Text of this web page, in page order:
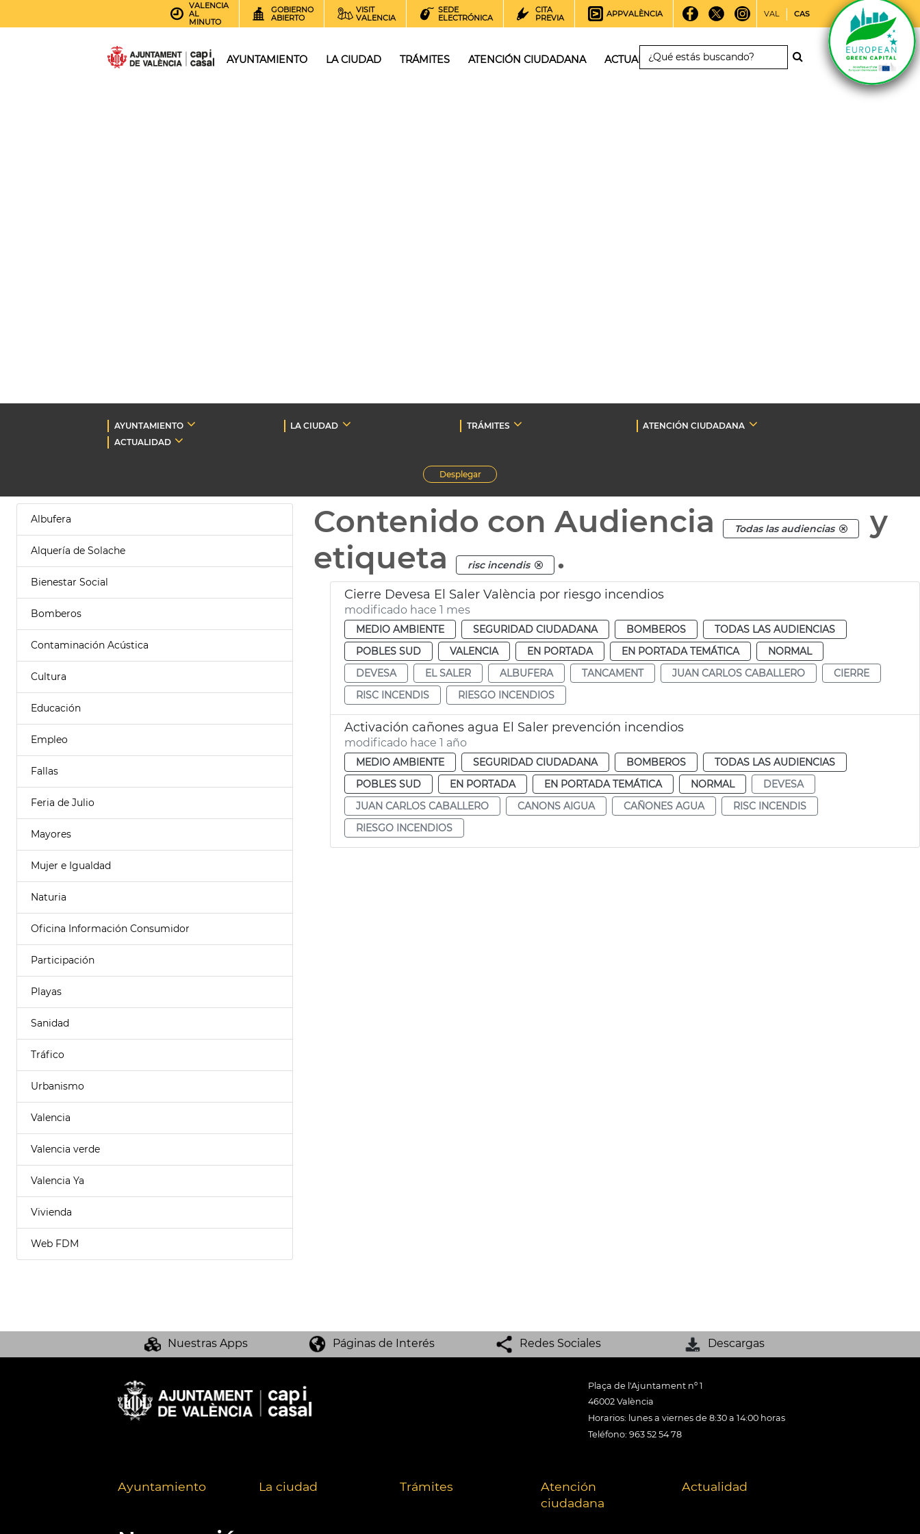
VALENCIA
AL
MINUTO
GOBIERNO
ABIERTO
VISIT
VALENCIA
SEDE
ELECTRÓNICA
CITA
PREVIA
APPVALÈNCIA VAL CAS
AYUNTAMIENTO LA CIUDAD TRÁMITES ATENCIÓN CIUDADANA ACTUALIDAD
AYUNTAMIENTO LA CIUDAD TRÁMITES
ATENCIÓN CIUDADANA
ACTUALIDAD
Desplegar
Albufera
Alquería de Solache
Bienestar Social
Bomberos
Contaminación Acústica
Cultura
Educación
Empleo
Fallas
Feria de Julio
Mayores
Mujer e Igualdad
Naturia
Oficina Información Consumidor
Participación
Playas
Sanidad
Tráfico
Urbanismo
Valencia
Valencia verde
Valencia Ya
Vivienda
Web FDM
Contenido con Audiencia Todas las audiencias
y
etiqueta
risc incendis .
Cierre Devesa El Saler València por riesgo incendios
modificado hace 1 mes
MEDIO AMBIENTE SEGURIDAD CIUDADANA BOMBEROS
TODAS LAS AUDIENCIAS
POBLES SUD
VALENCIA EN PORTADA EN PORTADA TEMÁTICA
NORMAL
DEVESA
EL SALER ALBUFERA TANCAMENT JUAN CARLOS CABALLERO
CIERRE
RISC INCENDIS
RIESGO INCENDIOS
Activación cañones agua El Saler prevención incendios
modificado hace 1 año
MEDIO AMBIENTE SEGURIDAD CIUDADANA BOMBEROS
TODAS LAS AUDIENCIAS
POBLES SUD
EN PORTADA EN PORTADA TEMÁTICA NORMAL
DEVESA
JUAN CARLOS CABALLERO
CANONS AIGUA CAÑONES AGUA
RISC INCENDIS
RIESGO INCENDIOS
Nuestras Apps Páginas de Interés Redes Sociales Descargas
Plaça de l'Ajuntament nº 1
46002 València
Horarios: lunes a viernes de 8:30 a 14:00 horas
Teléfono: 963 52 54 78
Ayuntamiento La ciudad Trámites
Atención
ciudadana
Actualidad